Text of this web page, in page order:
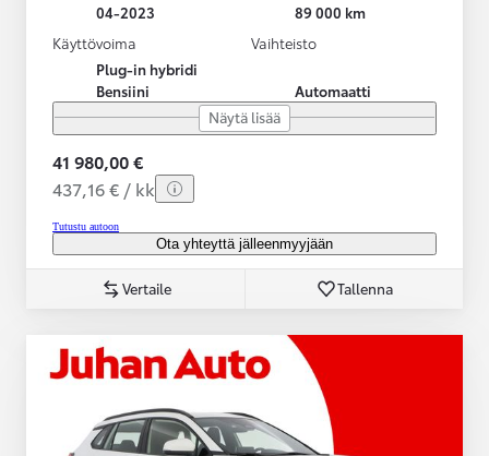
04-2023
89 000 km
Käyttövoima
Plug-in hybridi
Bensiini
Vaihteisto
Automaatti
Näytä lisää
41 980,00 €
437,16 € / kk
Tutustu autoon
Ota yhteyttä jälleenmyyjään
Vertaile Tallenna